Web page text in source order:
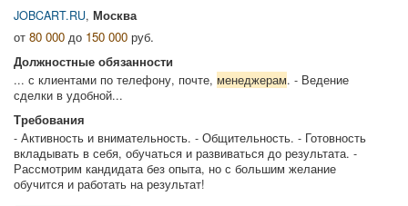
JOBCART.RU, Москва
от 80 000 до 150 000 руб.
Должностные обязанности
... с клиентами по телефону, почте, менеджерам. - Ведение
сделки в удобной...
Требования
- Активность и внимательность. - Общительность. - Готовность
вкладывать в себя, обучаться и развиваться до результата. -
Рассмотрим кандидата без опыта, но с большим желание
обучится и работать на результат!